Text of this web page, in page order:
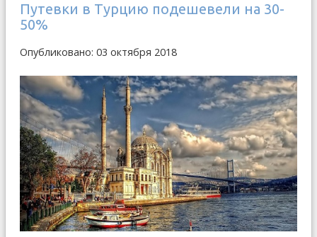
Путевки в Турцию подешевели на 30-
50%
Опубликовано: 03 октября 2018